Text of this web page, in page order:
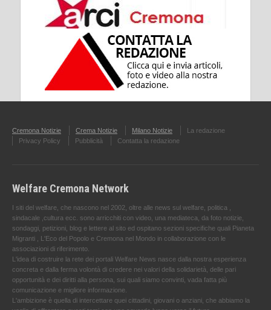
Cremona Notizie Crema Notizie Milano Notizie
La redazione
Privacy Policy
Pubblicità Contatta la redazione
Welfare Cremona Network
I siti del welfare, che nascono nel 2002, oltre alle news sul welfare, politica ,
sindacale ,cultura ecc. sono arricchiti con video, una mediateca, da foto notizie,
sondaggi, petizioni, blog e lettere al sito ed ospitano sezioni specifiche quali Pianeta
Migranti , L'Eco del Popolo e Cremona nel Mondo in collaborazione con le
associazioni di riferimento.
L'idea di costruire la rete dei portali Welfare News nasce dalla nostra esperienza
concreta e dalla ferma volontà di credere nei valori della solidarietà, delle pari
opportunità e dei diritti alla persona, sui quali siamo convinti, vada fatta più
comunicazione e migliore informazione.
L'ambizione è quella di intercettare quei cittadini, giovani o anziani, che abbiamo la